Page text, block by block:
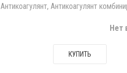
Антикоагулянт, Антикоагулянт
Нет
КУПИТЬ